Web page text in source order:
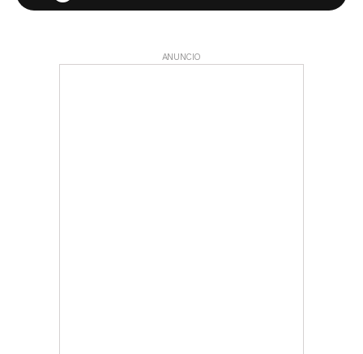
ANUNCIO